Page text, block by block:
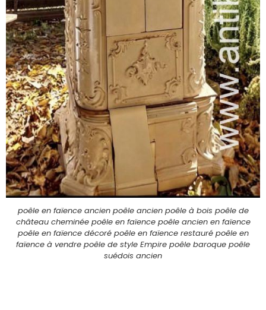
poêle en faïence ancien poêle ancien poêle à bois poêle de
château cheminée poêle en faïence poêle ancien en faïence
poêle en faïence décoré poêle en faïence restauré poêle en
faïence à vendre poêle de style Empire poêle baroque poêle
suédois ancien